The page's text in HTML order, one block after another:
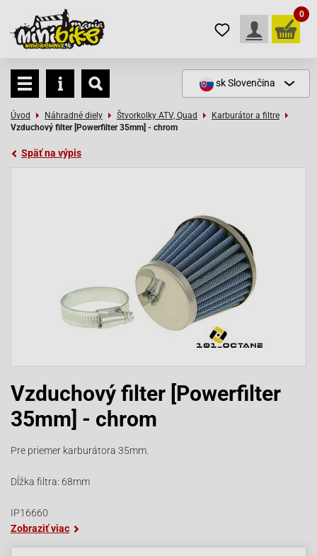
0
skSlovenčina
Úvod Náhradné diely Štvorkolky ATV, Quad
Karburátor a filtre
Vzduchový filter [Powerfilter 35mm] - chrom
Späť na výpis
Vzduchový filter [Powerfilter
35mm] - chrom
Pre priemer karburátora 35mm.
Dĺžka filtra: 68mm
IP16660
Zobraziť viac